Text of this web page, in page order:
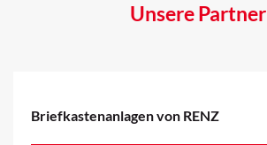
Unsere Partner
Briefkastenanlagen von RENZ